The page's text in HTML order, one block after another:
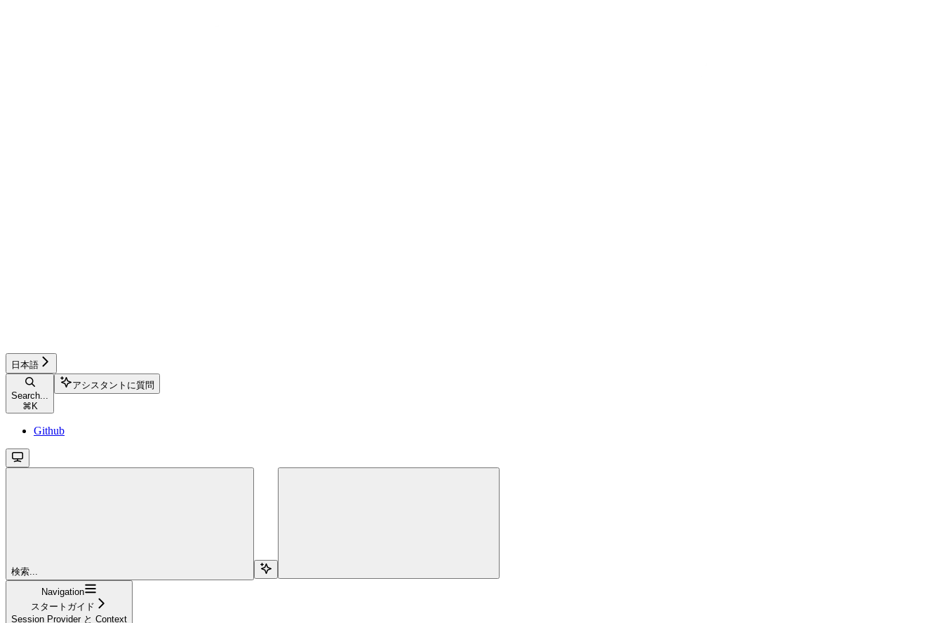
日本語
Search...
⌘ K
アシスタントに質問
Github
検索...
Navigation
スタートガイド
Session Provider と Context